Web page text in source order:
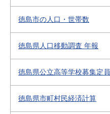
徳島市の人口・世帯数
徳島県人口移動調査 年報
徳島県公立高等学校募集定員
徳島県市町村民経済計算